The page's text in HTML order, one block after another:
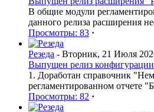
В общие модули
данного релиза расширения
Просмотры: 83 ·
Резеда - Вторник, 21 Июля
Выпущен релиз
1. Доработан справочник
регламентированном отчете
Просмотры: 82 ·